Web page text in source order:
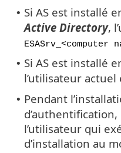
• Si AS est installé
Active Directory,
ESASrv_<computer
• Si AS est installé
l’utilisateur actuel
• Pendant
l’utilisateur qui
d’installation au